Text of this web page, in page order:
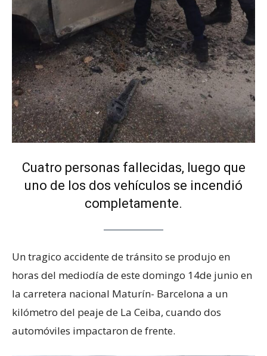
Cuatro personas fallecidas, luego que
uno de los dos vehículos se incendió
completamente.
Un tragico accidente de tránsito se produjo en
horas del mediodía de este domingo 14de junio en
la carretera nacional Maturín- Barcelona a un
kilómetro del peaje de La Ceiba, cuando dos
automóviles impactaron de frente.